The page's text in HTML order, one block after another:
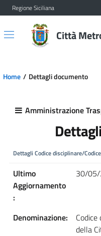
Vai al contenuto principale
Vai al menu principale
Regione Siciliana
Città
Home Dettagli documento
Amministrazione
Dettagli Codice disciplinare/
Ultimo
Aggiornamento
:
30/
Denominazione:
della